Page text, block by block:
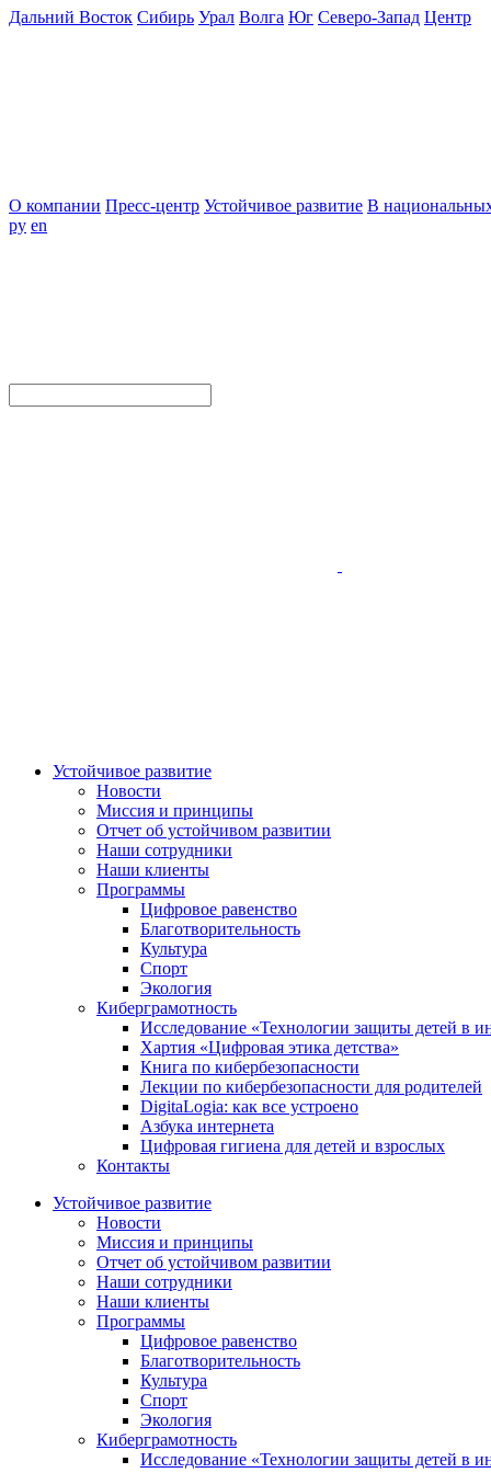
Дальний Восток Сибирь Урал Волга Юг Северо-Запад Центр
О компании Пресс-центр Устойчивое развитие В
ру en
Устойчивое развитие
Новости
Миссия и принципы
Отчет об устойчивом развитии
Наши сотрудники
Наши клиенты
Программы
Цифровое равенство
Благотворительность
Культура
Спорт
Экология
Киберграмотность
Исследование «Технологии защиты детей в
Хартия «Цифровая этика детства»
Книга по кибербезопасности
Лекции по кибербезопасности для родителей
DigitaLogia: как все устроено
Азбука интернета
Цифровая гигиена для детей и взрослых
Контакты
Устойчивое развитие
Новости
Миссия и принципы
Отчет об устойчивом развитии
Наши сотрудники
Наши клиенты
Программы
Цифровое равенство
Благотворительность
Культура
Спорт
Экология
Киберграмотность
Исследование «Технологии защиты детей в